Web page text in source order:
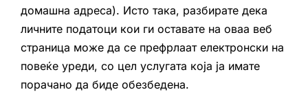
домашна адреса). Исто така, разбирате дека
личните податоци кои ги оставате на оваа веб
страница може да се префрлаат електронски на
повеќе уреди, со цел услугата која ја имате
порачано да биде обезбедена.